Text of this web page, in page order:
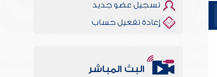
تسجيل عضو جديد
إعادة تفعيل حساب
البث المباشر